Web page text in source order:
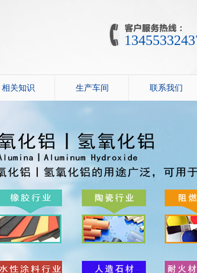
相关知识 生产车间 联系我们